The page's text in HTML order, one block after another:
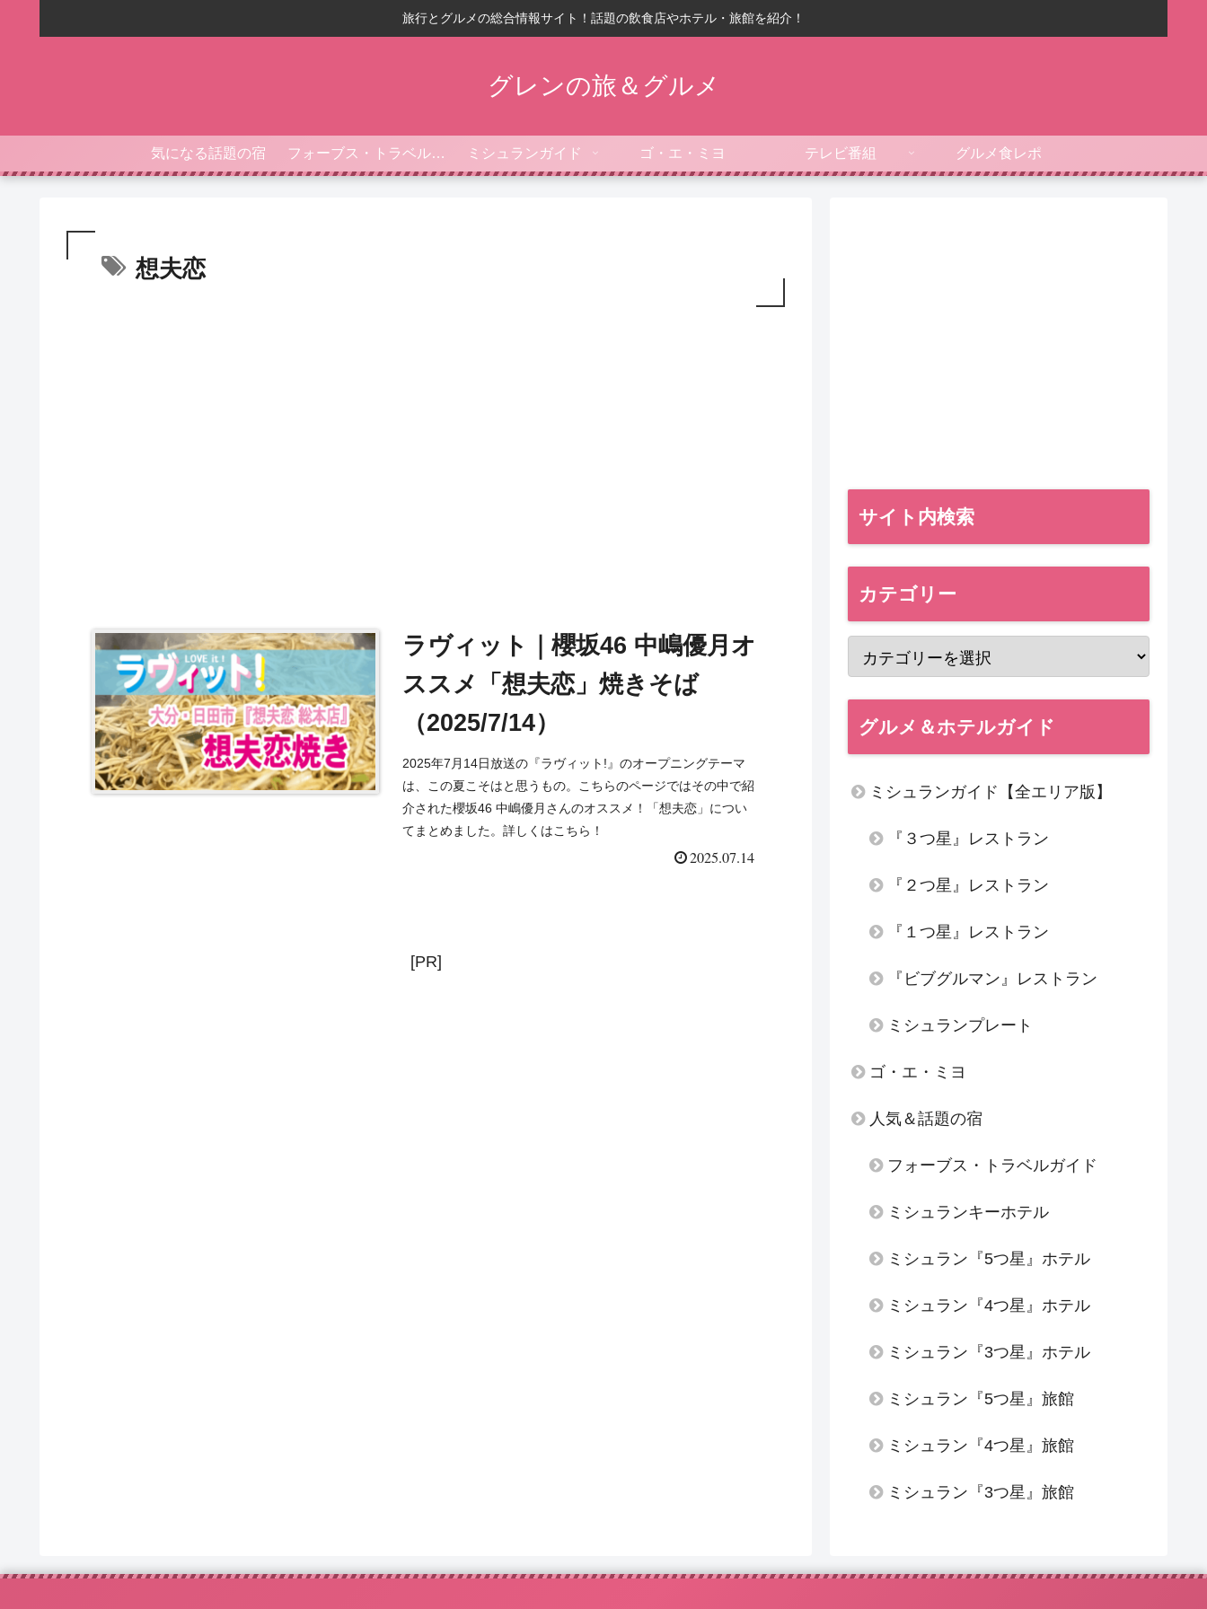
旅行とグルメの総合情報サイト！話題の飲食店やホテル・旅館を紹介！
グレンの旅＆グルメ
気になる話題の宿 フォーブス・トラベルガイド ミシュランガイド ゴ・エ・ミヨ テレビ番組 グルメ食レポ
想夫恋
ラヴィット｜櫻坂46 中嶋優月オ
ススメ「想夫恋」焼きそば
（2025/7/14）
2025年7月14日放送の『ラヴィット!』のオープニングテーマ
は、この夏こそはと思うもの。こちらのページではその中で紹
介された櫻坂46 中嶋優月さんのオススメ！「想夫恋」につい
てまとめました。詳しくはこちら！
2025.07.14
[PR]
サイト内検索
カテゴリー
グルメ＆ホテルガイド
ミシュランガイド【全エリア版】
『３つ星』レストラン
『２つ星』レストラン
『１つ星』レストラン
『ビブグルマン』レストラン
ミシュランプレート
ゴ・エ・ミヨ
人気＆話題の宿
フォーブス・トラベルガイド
ミシュランキーホテル
ミシュラン『5つ星』ホテル
ミシュラン『4つ星』ホテル
ミシュラン『3つ星』ホテル
ミシュラン『5つ星』旅館
ミシュラン『4つ星』旅館
ミシュラン『3つ星』旅館